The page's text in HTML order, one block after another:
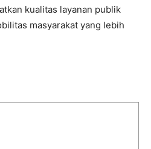
kualitas layanan publik
masyarakat yang lebih